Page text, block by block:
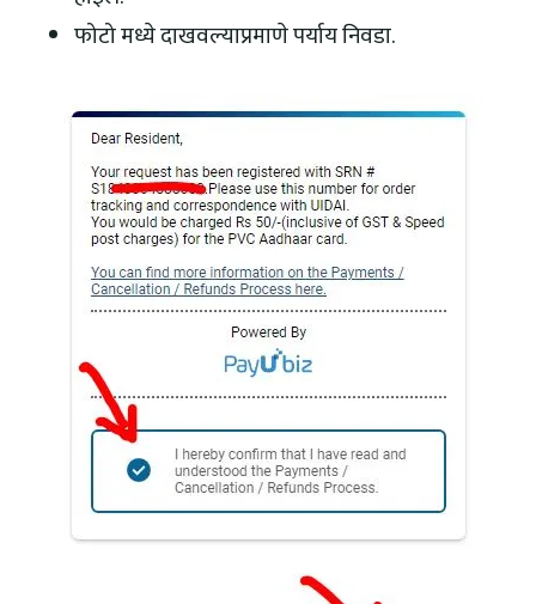
फोटो मध्ये दाखवल्याप्रमाणे पर्याय निवडा.